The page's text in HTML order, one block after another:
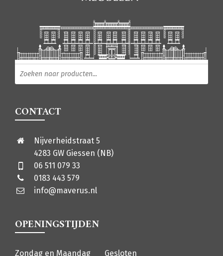
Producten zoeken
CONTACT
Nijverheidstraat 5
4283 GW Giessen (NB)
06 511 079 33
0183 443 579
info@maverus.nl
OPENINGSTIJDEN
Zondag en Maandag Gesloten